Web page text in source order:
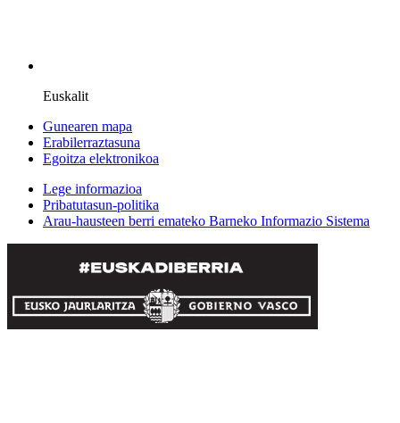
Euskalit
Gunearen mapa
Erabilerraztasuna
Egoitza elektronikoa
Lege informazioa
Pribatutasun-politika
Arau-hausteen berri emateko Barneko Informazio Sistema